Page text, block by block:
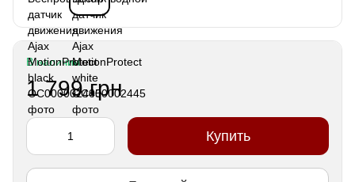
В наличии
1 799 грн
Купить